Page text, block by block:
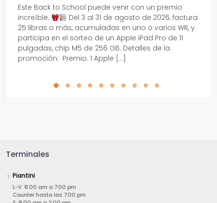
Este Back to School puede venir con un premio
increíble.
Del 3 al 31 de agosto de 2026, factura
25 libras o más, acumuladas en uno o varios WR, y
participa en el sorteo de un Apple iPad Pro de 11
pulgadas, chip M5 de 256 GB. Detalles de la
promoción: Premio: 1 Apple […]
Terminales
Piantini
L-V: 8:00 am a 7:00 pm
Counter hasta las 7:00 pm